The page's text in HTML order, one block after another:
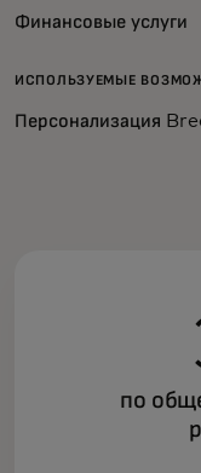
Финансовые услуги
ИСПОЛЬЗУЕМЫЕ
Персонализация
по